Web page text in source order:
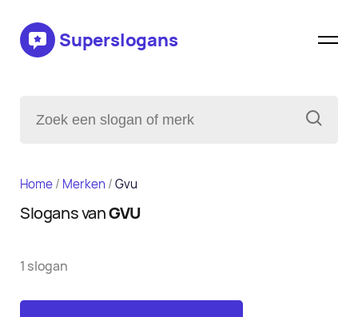
Superslogans
Home/ Merken/Gvu
Slogans vanGVU
1 slogan